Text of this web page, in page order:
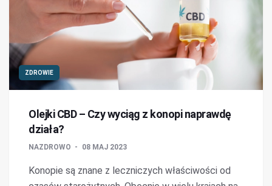
ZDROWIE
Olejki CBD – Czy wyciąg z konopi naprawdę
działa?
NAZDROWO 08 MAJ 2023
Konopie są znane z leczniczych właściwości od